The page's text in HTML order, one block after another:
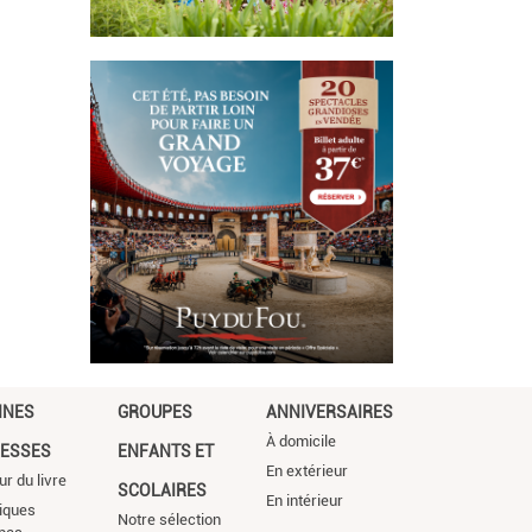
du livre
GROUPES
ENFANTS ET
SCOLAIRES
Notre sélection
ANNIVERSAIRES
À domicile
En extérieur
En intérieur